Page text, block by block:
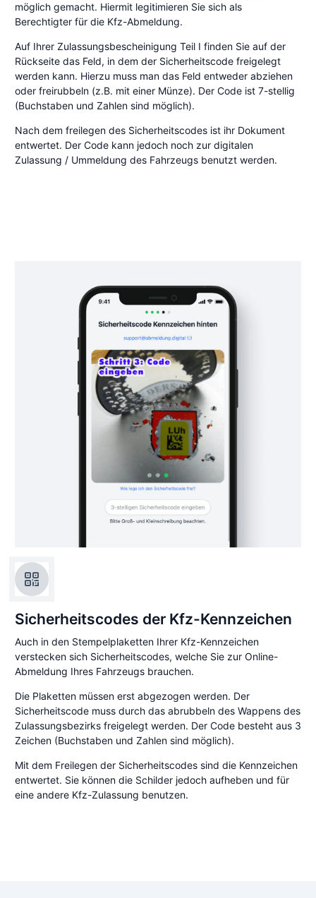
möglich gemacht. Hiermit legitimieren Sie sich als
Berechtigter für die Kfz-Abmeldung.
Auf Ihrer Zulassungsbescheinigung Teil I finden Sie auf der
Rückseite das Feld, in dem der Sicherheitscode freigelegt
werden kann. Hierzu muss man das Feld entweder abziehen
oder freirubbeln (z.B. mit einer Münze). Der Code ist 7-stellig
(Buchstaben und Zahlen sind möglich).
Nach dem freilegen des Sicherheitscodes ist ihr Dokument
entwertet. Der Code kann jedoch noch zur digitalen
Zulassung / Ummeldung des Fahrzeugs benutzt werden.
Sicherheitscodes der Kfz-Kennzeichen
Auch in den Stempelplaketten Ihrer Kfz-Kennzeichen
verstecken sich Sicherheitscodes, welche Sie zur Online-
Abmeldung Ihres Fahrzeugs brauchen.
Die Plaketten müssen erst abgezogen werden. Der
Sicherheitscode muss durch das abrubbeln des Wappens des
Zulassungsbezirks freigelegt werden. Der Code besteht aus 3
Zeichen (Buchstaben und Zahlen sind möglich).
Mit dem Freilegen der Sicherheitscodes sind die Kennzeichen
entwertet. Sie können die Schilder jedoch aufheben und für
eine andere Kfz-Zulassung benutzen.